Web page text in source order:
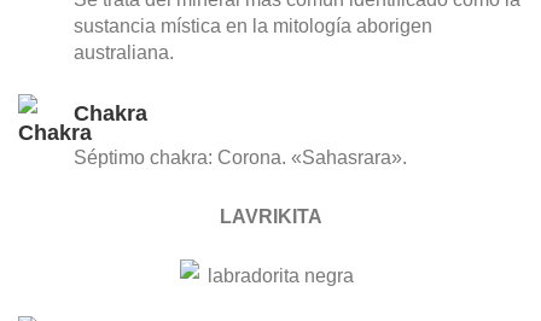
sustancia mística en la mitología aborigen
australiana.
Chakra
Séptimo chakra: Corona. «Sahasrara».
LAVRIKITA